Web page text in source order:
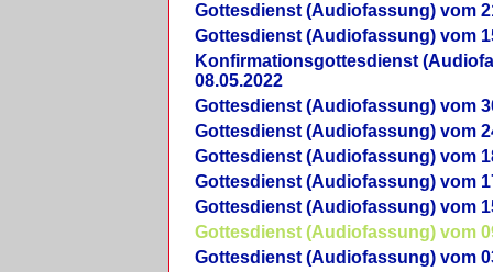
Gottesdienst (Audiofassung) vom
Gottesdienst (Audiofassung) vom
Konfirmationsgottesdienst
08.05.2022
Gottesdienst (Audiofassung) vom
Gottesdienst (Audiofassung) vom
Gottesdienst (Audiofassung) vom
Gottesdienst (Audiofassung) vom
Gottesdienst (Audiofassung) vom
Gottesdienst (Audiofassung) vom
Gottesdienst (Audiofassung) vom